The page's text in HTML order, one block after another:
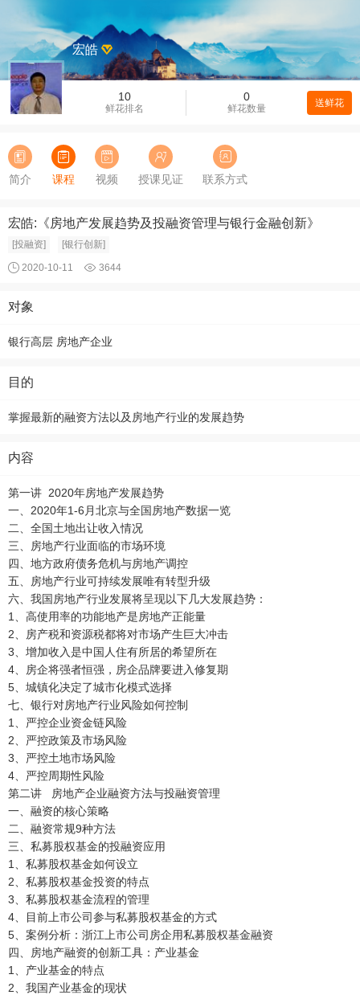
10
鲜花排名
0
鲜花数量 送鲜花
宏皓
简介 课程 视频 授课见证 联系方式
宏皓:《房地产发展趋势及投融资管理与银行金融创新》
[投融资] [银行创新]
2020-10-11 3644
对象
银行高层 房地产企业
目的
掌握最新的融资方法以及房地产行业的发展趋势
内容
第一讲 2020年房地产发展趋势
一、2020年1-6月北京与全国房地产数据一览
二、全国土地出让收入情况
三、房地产行业面临的市场环境
四、地方政府债务危机与房地产调控
五、房地产行业可持续发展唯有转型升级
六、我国房地产行业发展将呈现以下几大发展趋势：
1、高使用率的功能地产是房地产正能量
2、房产税和资源税都将对市场产生巨大冲击
3、增加收入是中国人住有所居的希望所在
4、房企将强者恒强，房企品牌要进入修复期
5、城镇化决定了城市化模式选择
七、银行对房地产行业风险如何控制
1、严控企业资金链风险
2、严控政策及市场风险
3、严控土地市场风险
4、严控周期性风险
第二讲 房地产企业融资方法与投融资管理
一、融资的核心策略
二、融资常规9种方法
三、私募股权基金的投融资应用
1、私募股权基金如何设立
2、私募股权基金投资的特点
3、私募股权基金流程的管理
4、目前上市公司参与私募股权基金的方式
5、案例分析：浙江上市公司房企用私募股权基金融资
四、房地产融资的创新工具：产业基金
1、产业基金的特点
2、我国产业基金的现状